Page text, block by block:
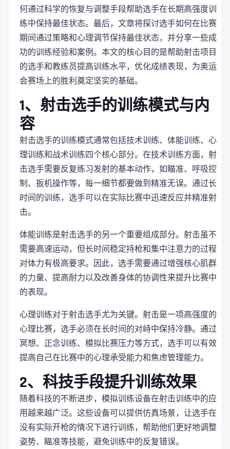
何通过科学的恢复与调整手段帮助选手在长期高强度训
练中保持最佳状态。最后，文章将探讨选手如何在比赛
期间通过策略和心理调节保持最佳状态，并分享一些成
功的训练经验和案例。本文的核心目的是帮助射击项目
的选手和教练员提高训练水平，优化成绩表现，为奥运
会赛场上的胜利奠定坚实的基础。
1、射击选手的训练模式与内
容
射击选手的训练模式通常包括技术训练、体能训练、心
理训练和战术训练四个核心部分。在技术训练方面，射
击选手需要反复练习发射的基本动作，如瞄准、呼吸控
制、扳机操作等，每一细节都要做到精准无误。通过长
时间的训练，选手可以在实际比赛中迅速反应并精准射
击。
体能训练是射击选手的另一个重要组成部分。射击虽不
需要高速运动，但长时间稳定持枪和集中注意力的过程
对体力有极高要求。因此，选手需要通过增强核心肌群
的力量、提高耐力以及改善身体的协调性来提升比赛中
的表现。
心理训练对于射击选手尤为关键。射击是一项高强度的
心理比赛，选手必须在长时间的对峙中保持冷静。通过
冥想、正念训练、模拟比赛压力等方式，选手可以有效
提高自己在比赛中的心理承受能力和焦虑管理能力。
2、科技手段提升训练效果
随着科技的不断进步，模拟训练设备在射击训练中的应
用越来越广泛。这些设备可以提供仿真场景，让选手在
没有实际开枪的情况下进行训练，帮助他们更好地调整
姿势、瞄准等技能，避免训练中的反复错误。